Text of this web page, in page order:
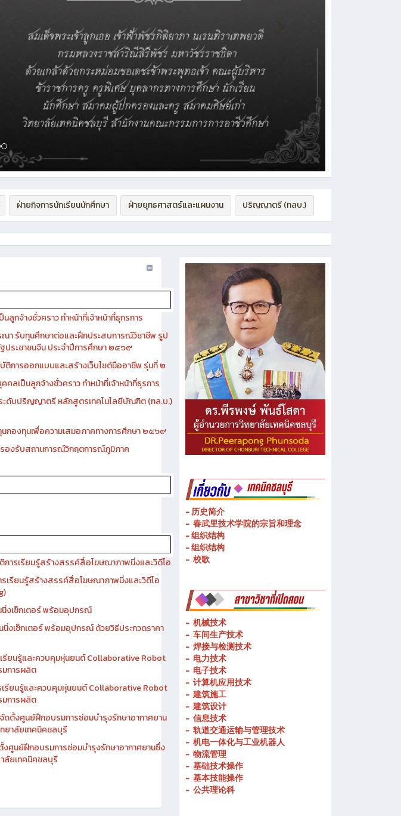
ฝ่ายกิจการนักเรียนนักศึกษา ฝ่ายยุทธศาสตร์และแผนงาน ปริญญาตรี (ทลบ.)
กจ้างชั่วคราว ทำหน้าที่เจ้าหน้าที่ธุกรการ
า รับทุนศึกษาต่อและฝึกประสบการณ์วิชาชีพ รูป
ระชาชนจีน ประจำปีการศึกษา ๒๕๖๙
ติการออกแบบและสร้างเว็บไซต์มืออาชีพ รุ่นที่ ๒
ลเป็นลูกจ้างชั่วคราว ทำหน้าที่เจ้าหน้าที่ธุรการ
ะดับปริญญาตรี หลักสูตรเทคโนโลยีบัณฑิต (ทล.บ.)
กองทุนเพื่อความเสมอภาคทางการศึกษา ๒๕๖๙
องรับสถานการณ์วิกฤตการณ์ภูมิภาค
ารเรียนรู้สร้างสรรค์สื่อโฆษณาภาพนิ่งและวิดีโอ
รียนรู้สร้างสรรค์สื่อโฆษณาภาพนิ่งและวิดีโอ
งเซ็กเตอร์ พร้อมอุปกรณ์
งเซ็กเตอร์ พร้อมอุปกรณ์ ด้วยวิธีประกวดราคา
ยนรู้และควบคุมหุ่นยนต์ Collaborative Robot
มการผลิต
รียนรู้และควบคุมหุ่นยนต์ Collaborative Robot
มการผลิต
ดตั้งศูนย์ฝึกอบรมการซ่อมบำรุงรักษาอากาศยาน
ยาลัยเทคนิคชลบุรี
ศูนย์ฝึกอบรมการซ่อมบำรุงรักษาอากาศยานซึ่ง
ลัยเทคนิคชลบุรี
- 历史简介
- 春武里技术学院的宗旨和理念
- 组织结构
- 组织结构
- 校歌
- 机械技术
- 车间生产技术
- 焊接与检测技术
- 电力技术
- 电子技术
- 计算机应用技术
-建筑施工
-建筑设计
- 信息技术
- 轨道交通运输与管理技术
- 机电一体化与工业机器人
- 物流管理
- 基础技术操作
- 基本技能操作
- 公共理论科